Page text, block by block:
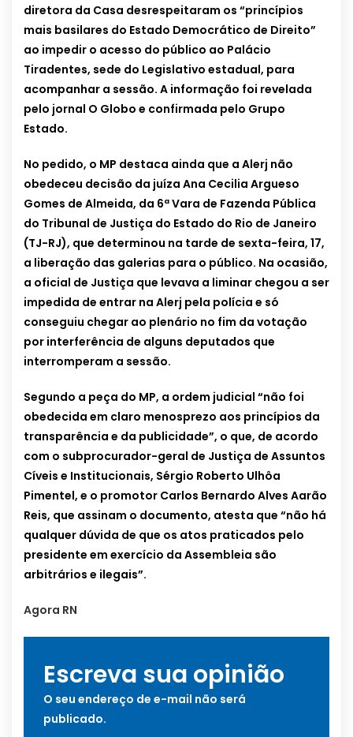
diretora da Casa desrespeitaram os “princípios
mais basilares do Estado Democrático de Direito”
ao impedir o acesso do público ao Palácio
Tiradentes, sede do Legislativo estadual, para
acompanhar a sessão. A informação foi revelada
pelo jornal O Globo e confirmada pelo Grupo
Estado.
No pedido, o MP destaca ainda que a Alerj não
obedeceu decisão da juíza Ana Cecilia Argueso
Gomes de Almeida, da 6ª Vara de Fazenda Pública
do Tribunal de Justiça do Estado do Rio de Janeiro
(TJ-RJ), que determinou na tarde de sexta-feira, 17,
a liberação das galerias para o público. Na ocasião,
a oficial de Justiça que levava a liminar chegou a ser
impedida de entrar na Alerj pela polícia e só
conseguiu chegar ao plenário no fim da votação
por interferência de alguns deputados que
interromperam a sessão.
Segundo a peça do MP, a ordem judicial “não foi
obedecida em claro menosprezo aos princípios da
transparência e da publicidade”, o que, de acordo
com o subprocurador-geral de Justiça de Assuntos
Cíveis e Institucionais, Sérgio Roberto Ulhôa
Pimentel, e o promotor Carlos Bernardo Alves Aarão
Reis, que assinam o documento, atesta que “não há
qualquer dúvida de que os atos praticados pelo
presidente em exercício da Assembleia são
arbitrários e ilegais”.
Agora RN
Escreva sua opinião
O seu endereço de e-mail não será
publicado.